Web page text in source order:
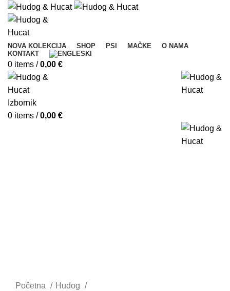
NOVA KOLEKCIJA SHOP PSI MAČKE
O NAMA
KONTAKT
0 items / 0,00 €
Izbornik
0 items / 0,00 €
Početna
Hudog